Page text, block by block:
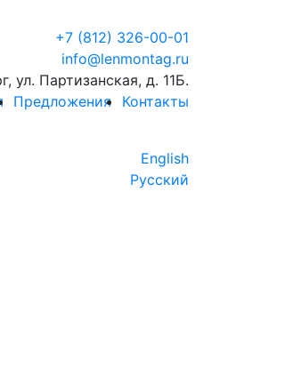
+7 (812) 326-00-01
info@lenmontag.ru
ул. Партизанская, д. 11Б.
Предложения
Контакты
English
Русский